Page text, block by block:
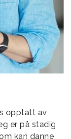
opptatt av
er på stadig
kan danne